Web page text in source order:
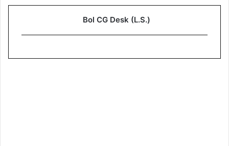
Bol CG Desk (L.S.)